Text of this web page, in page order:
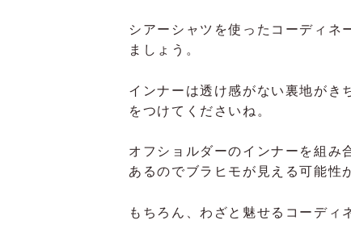
シアーシャツを使ったコーディネ
ましょう。
インナーは透け感がない裏地がき
をつけてくださいね。
オフショルダーのインナーを組み
あるのでブラヒモが見える可能性
もちろん、わざと魅せるコーデ